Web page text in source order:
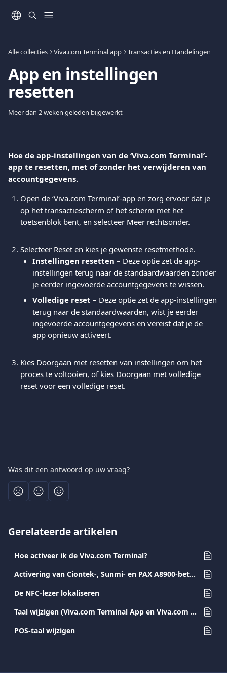
Alle collecties Viva.com Terminal app Transacties en Handelingen
App en instellingen
resetten
Meer dan 2 weken geleden bijgewerkt
Hoe de app-instellingen van de ‘Viva.com Terminal’-
app te resetten, met of zonder het verwijderen van
accountgegevens.
Open de ‘Viva.com Terminal’-app en zorg ervoor dat je
op het transactiescherm of het scherm met het
toetsenblok bent, en selecteer Meer rechtsonder.
Selecteer Reset en kies je gewenste resetmethode.
Instellingen resetten – Deze optie zet de app-
instellingen terug naar de standaardwaarden zonder
je eerder ingevoerde accountgegevens te wissen.
Volledige reset – Deze optie zet de app-instellingen
terug naar de standaardwaarden, wist je eerder
ingevoerde accountgegevens en vereist dat je de
app opnieuw activeert.
Kies Doorgaan met resetten van instellingen om het
proces te voltooien, of kies Doorgaan met volledige
reset voor een volledige reset.
Was dit een antwoord op uw vraag?
Gerelateerde artikelen
Hoe activeer ik de Viva.com Terminal?
Activering van Ciontek-, Sunmi- en PAX A8900-betaalterminals
De NFC-lezer lokaliseren
Taal wijzigen (Viva.com Terminal App en Viva.com Terminal POS)
POS-taal wijzigen